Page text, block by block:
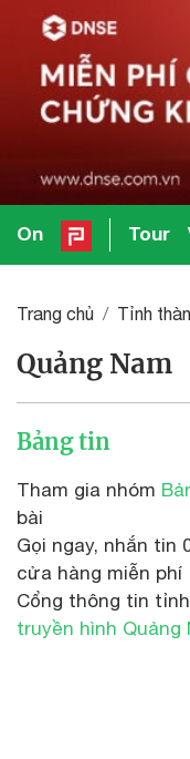
On Tour
Trang chủ Tỉnh
Quảng Nam
Bảng tin
Tham gia nhóm
bài
Gọi ngay, nhắn tin
cửa hàng miễn phí
Cổng thông tin
truyền hình Quảng